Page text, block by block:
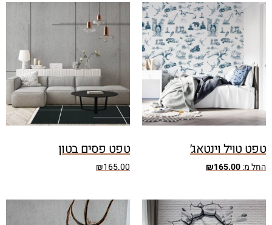
טפט טויל וינטאג׳
החל מ: ₪165.00
טפט פסים בטון
₪165.00